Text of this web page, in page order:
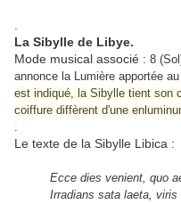
La Sibylle de Libye.
Mode musical associé : 8
annonce la Lumière apportée
est indiqué, la Sibylle tient son
coiffure diffèrent d'une
.
Le texte de la Sibylle Libica :
Ecce dies venient, quo
Irradians sata laeta, viris